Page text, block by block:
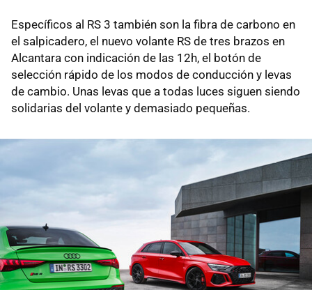
Específicos al RS 3 también son la fibra de carbono en
el salpicadero, el nuevo volante RS de tres brazos en
Alcantara con indicación de las 12h, el botón de
selección rápido de los modos de conducción y levas
de cambio. Unas levas que a todas luces siguen siendo
solidarias del volante y demasiado pequeñas.